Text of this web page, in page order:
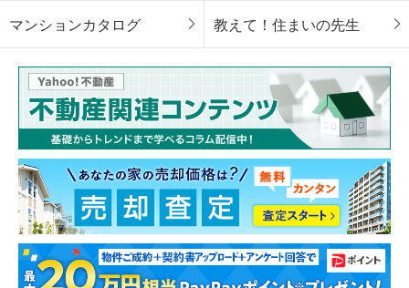
マンションカタログ 教えて！住まいの先生